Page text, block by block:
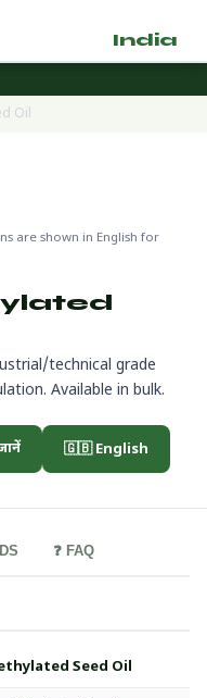
India
Oil
are shown in English for
technical grade
Available in bulk.
🇬🇧 English
❓ FAQ
Seed Oil